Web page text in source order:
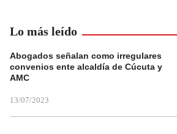
Lo más leído
Abogados señalan como irregulares
convenios ente alcaldía de Cúcuta y
AMC
13/07/2023